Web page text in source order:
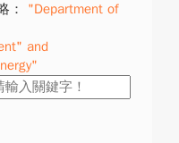
：
"Department of
and